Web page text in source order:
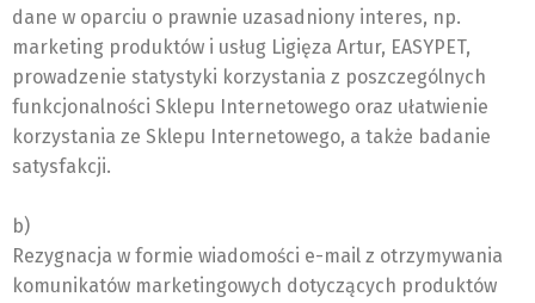
dane w oparciu o prawnie uzasadniony interes, np.
marketing produktów i usług Ligięza Artur, EASYPET,
prowadzenie statystyki korzystania z poszczególnych
funkcjonalności Sklepu Internetowego oraz ułatwienie
korzystania ze Sklepu Internetowego, a także badanie
satysfakcji.
b)
Rezygnacja w formie wiadomości e-mail z otrzymywania
komunikatów marketingowych dotyczących produktów